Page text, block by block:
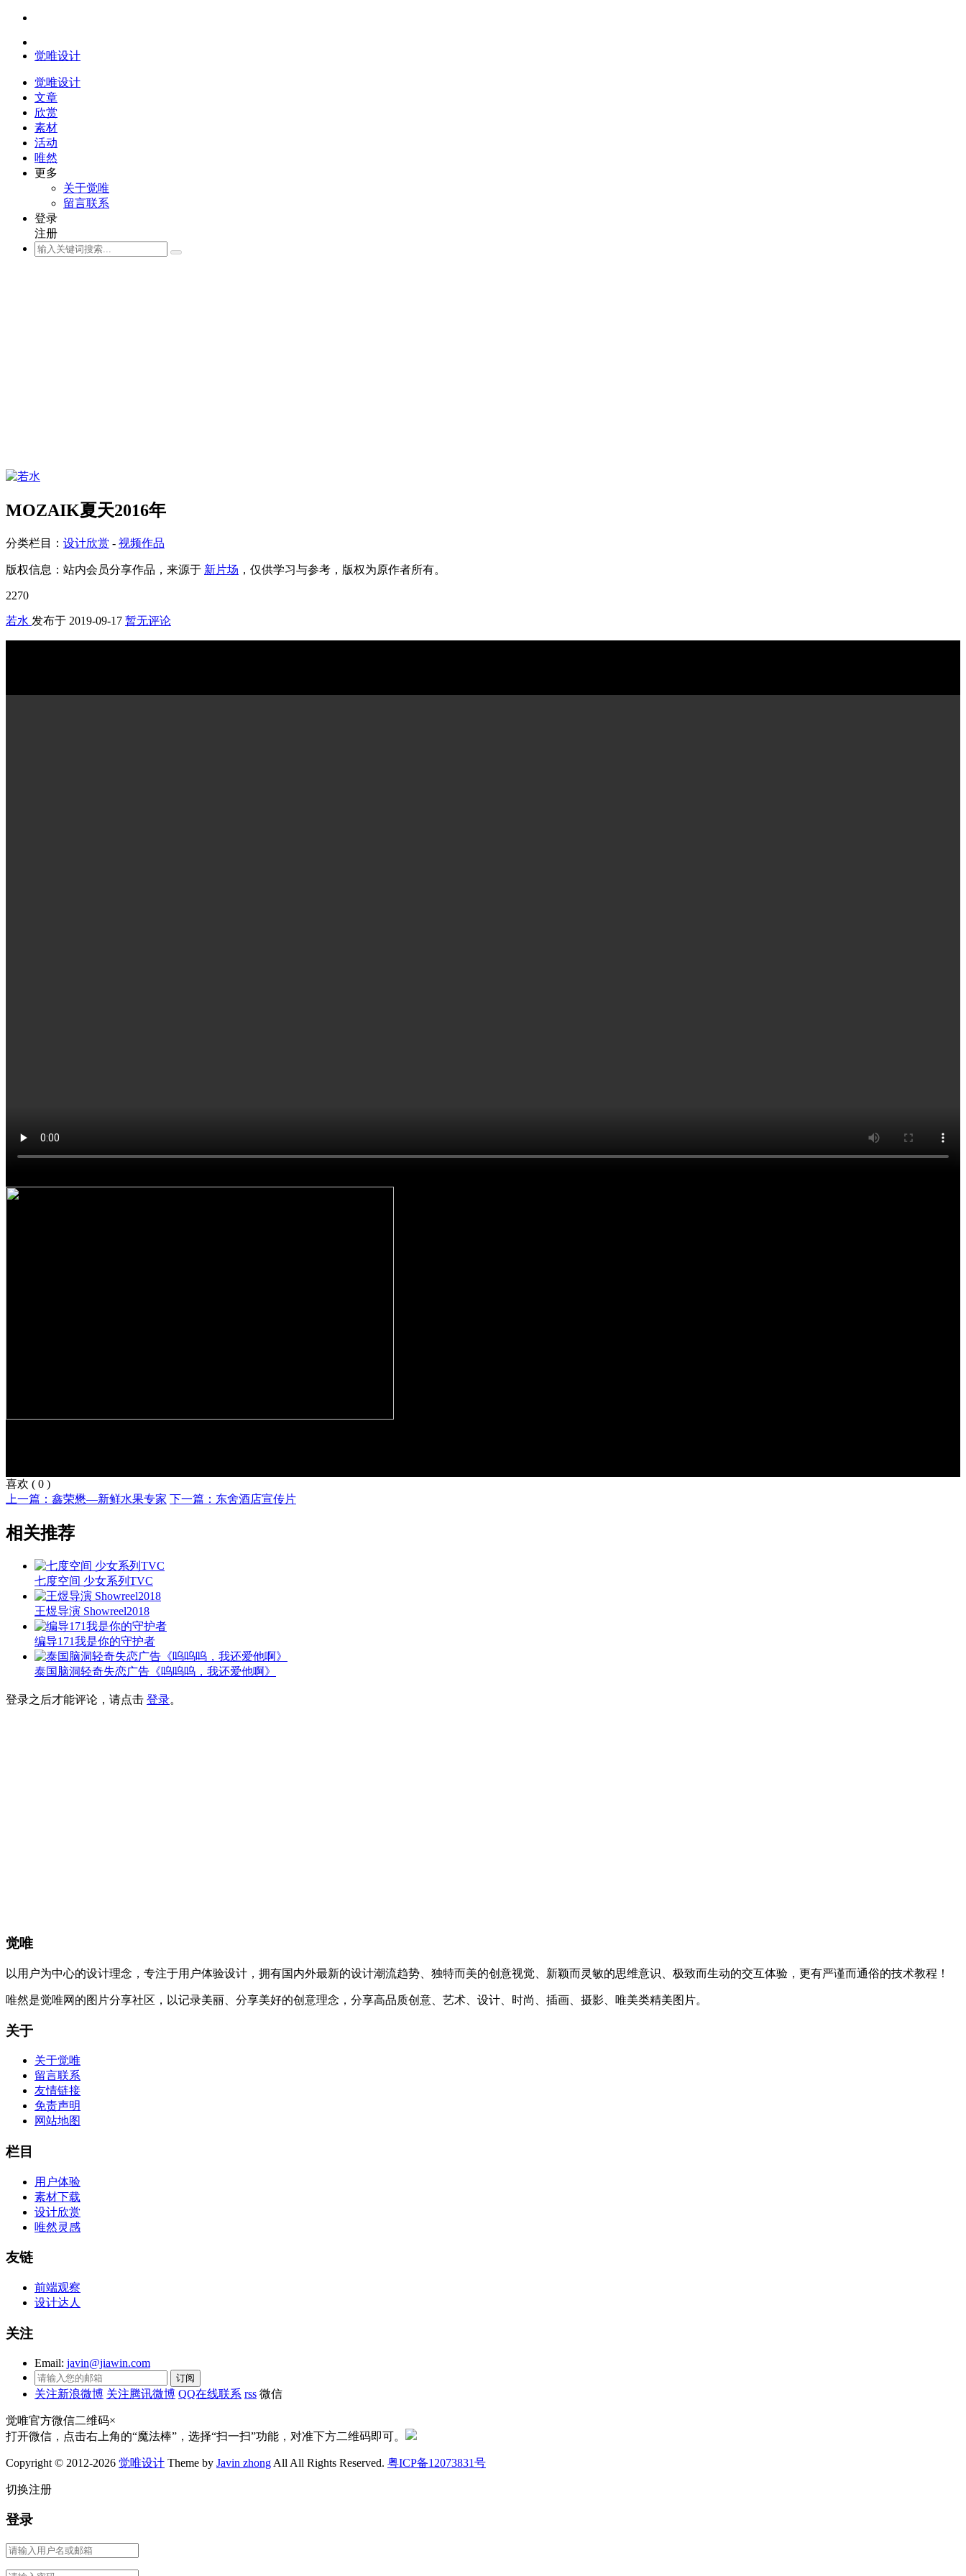
觉唯设计
觉唯设计
文章
欣赏
素材
活动
唯然
更多
关于觉唯
留言联系
登录
注册
MOZAIK夏天2016年
分类栏目： 设计欣赏 - 视频作品
版权信息： 站内会员分享作品，来源于 新片场 ，仅供学习与参考，版权为原作者所有。
2270
若水 发布于 2019-09-17 暂无评论
喜欢 ( 0 )
上一篇：鑫荣懋—新鲜水果专家 下一篇：东舍酒店宣传片
相关推荐
七度空间 少女系列TVC
王煜导演 Showreel2018
编导171我是你的守护者
泰国脑洞轻奇失恋广告《呜呜呜，我还爱他啊》
登录之后才能评论，请点击 登录。
觉唯
以用户为中心的设计理念，专注于用户体验设计，拥有国内外最新的设计潮流趋势、独特而美的创意视觉、新颖而灵敏的思维意识、极致而生动的交互体验，更有严谨而通俗的技术教程！
唯然是觉唯网的图片分享社区，以记录美丽、分享美好的创意理念，分享高品质创意、艺术、设计、时尚、插画、摄影、唯美类精美图片。
关于
关于觉唯
留言联系
友情链接
免责声明
网站地图
栏目
用户体验
素材下载
设计欣赏
唯然灵感
友链
前端观察
设计达人
关注
Email: javin@jiawin.com
关注新浪微博 关注腾讯微博 QQ在线联系 rss 微信
觉唯官方微信二维码×
打开微信，点击右上角的“魔法棒”，选择“扫一扫”功能，对准下方二维码即可。
Copyright © 2012-2026 觉唯设计 Theme by Javin zhong All All Rights Reserved. 粤ICP备12073831号
切换注册
登录